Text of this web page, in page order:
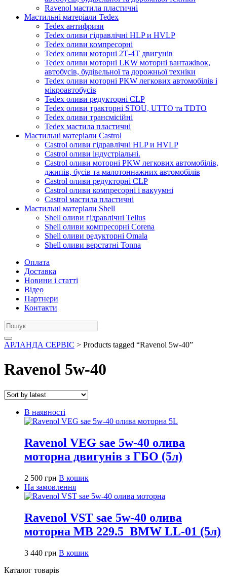
Ravenol мастила пластичні
Мастильні матеріали Tedex
Tedex антифризи
Tedex оливи гідравлічні HLP и HVLP
Tedex оливи компресорні
Tedex оливи моторні 2Т-4Т двигунів
Tedex оливи моторні LKW моторні вантажівок,
автобусів, будівельної та дорожньої техніки
Tedex оливи моторні PKW легкових автомобілів і
мікроавтобусів
Tedex оливи редукторні CLP
Tedex оливи тракторні STOU, UTTO та TDTO
Tedex оливи трансмісійні
Tedex мастила пластичні
Мастильні матеріали Castrol
Castrol оливи гідравлічні HLP и HVLP
Castrol оливи індустріальні.
Castrol оливи моторні PKW легкових автомобілів,
джипів, бусів та малотоннажних автомобілів
Castrol оливи редукторні CLP
Castrol оливи компресорні і вакуумні
Castrol мастила пластичні
Мастильні матеріали Shell
Shell оливи гідравлічні Tellus
Shell оливи компресорні Corena
Shell оливи редукторні Omala
Shell оливи верстатні Tonna
Оплата
Доставка
Новини і статті
Відео
Партнери
Контакти
АРЛАНДА СЕРВІС > Products tagged “Ravenol 5w-40”
Ravenol 5w-40
В наявності
Ravenol VEG sae 5w-40 олива
моторна двигунів з ГБО (5л)
2 500 грн В кошик
На замовлення
Ravenol VST sae 5w-40 олива
моторна MB 229.5_BMW LL-01 (5л)
3 440 грн В кошик
Каталог товарів